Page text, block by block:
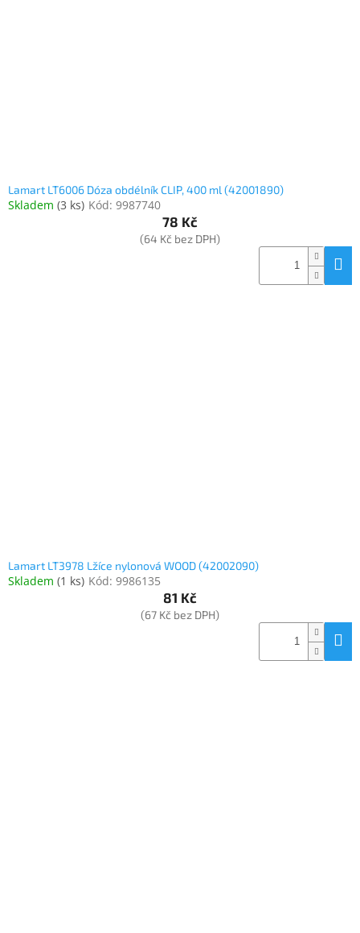
Lamart LT6006 Dóza obdélník CLIP, 400 ml (42001890)
Skladem (3 ks) Kód: 9987740
78 Kč
(64 Kč bez DPH)
Lamart LT3978 Lžíce nylonová WOOD (42002090)
Skladem (1 ks) Kód: 9986135
81 Kč
(67 Kč bez DPH)